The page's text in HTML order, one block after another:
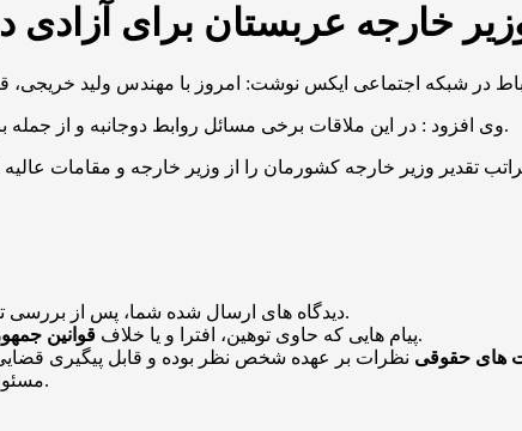
خارجه عربستان برای آزادی
وی افزود : در این ملاقات برخی مسائل روابط دوجانبه و از جمله برگزاری حج شایسته مورد گفت‌وگو قرار گرفت.
دیدگاه های ارسال شده شما، پس ازمنتشر خواهد شد.
پیام هایی که حاوی توهین، افترا و یا خلاف قوانین
باشد منتشر نخواهد شد.
های حقوقی نظرات بر عهده شخص نظر بوده و قابل پیگیری
مسئولیت بر عهده شخص نظر دهنده خواهد بود.